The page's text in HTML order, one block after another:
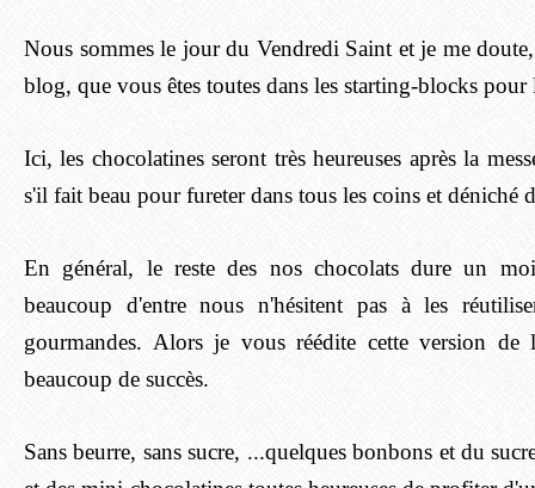
Nous sommes le jour du Vendredi Saint et je me
blog, que vous êtes toutes dans les starting-blocks pour
Ici, les chocolatines seront très heureuses après la
s'il fait beau pour fureter dans tous les coins et déniché
En général, le reste des nos chocolats dure un
beaucoup d'entre nous n'hésitent pas à les
gourmandes. Alors je vous réédite cette version
beaucoup de succès.
Sans beurre, sans sucre, ...quelques bonbons et du